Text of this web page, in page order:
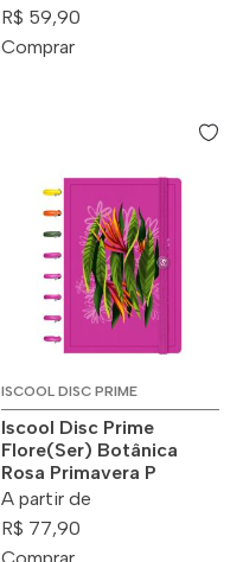
R$ 59,90
Comprar
ISCOOL DISC PRIME
Iscool Disc Prime
Flore(Ser) Botânica
Rosa Primavera P
A partir de
R$ 77,90